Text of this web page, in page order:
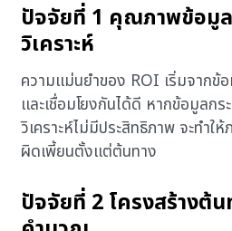
ปัจจัยที่ 1 คุณภาพข้อมูล
วิเคราะห์
ความแม่นยำของ ROI เริ่มจากข้
และเชื่อมโยงกันได้ดี หากข้อมูลก
วิเคราะห์ไม่มีประสิทธิภาพ จะทำ
ผิดเพี้ยนตั้งแต่ต้นทาง
ปัจจัยที่ 2 โครงสร้างต้